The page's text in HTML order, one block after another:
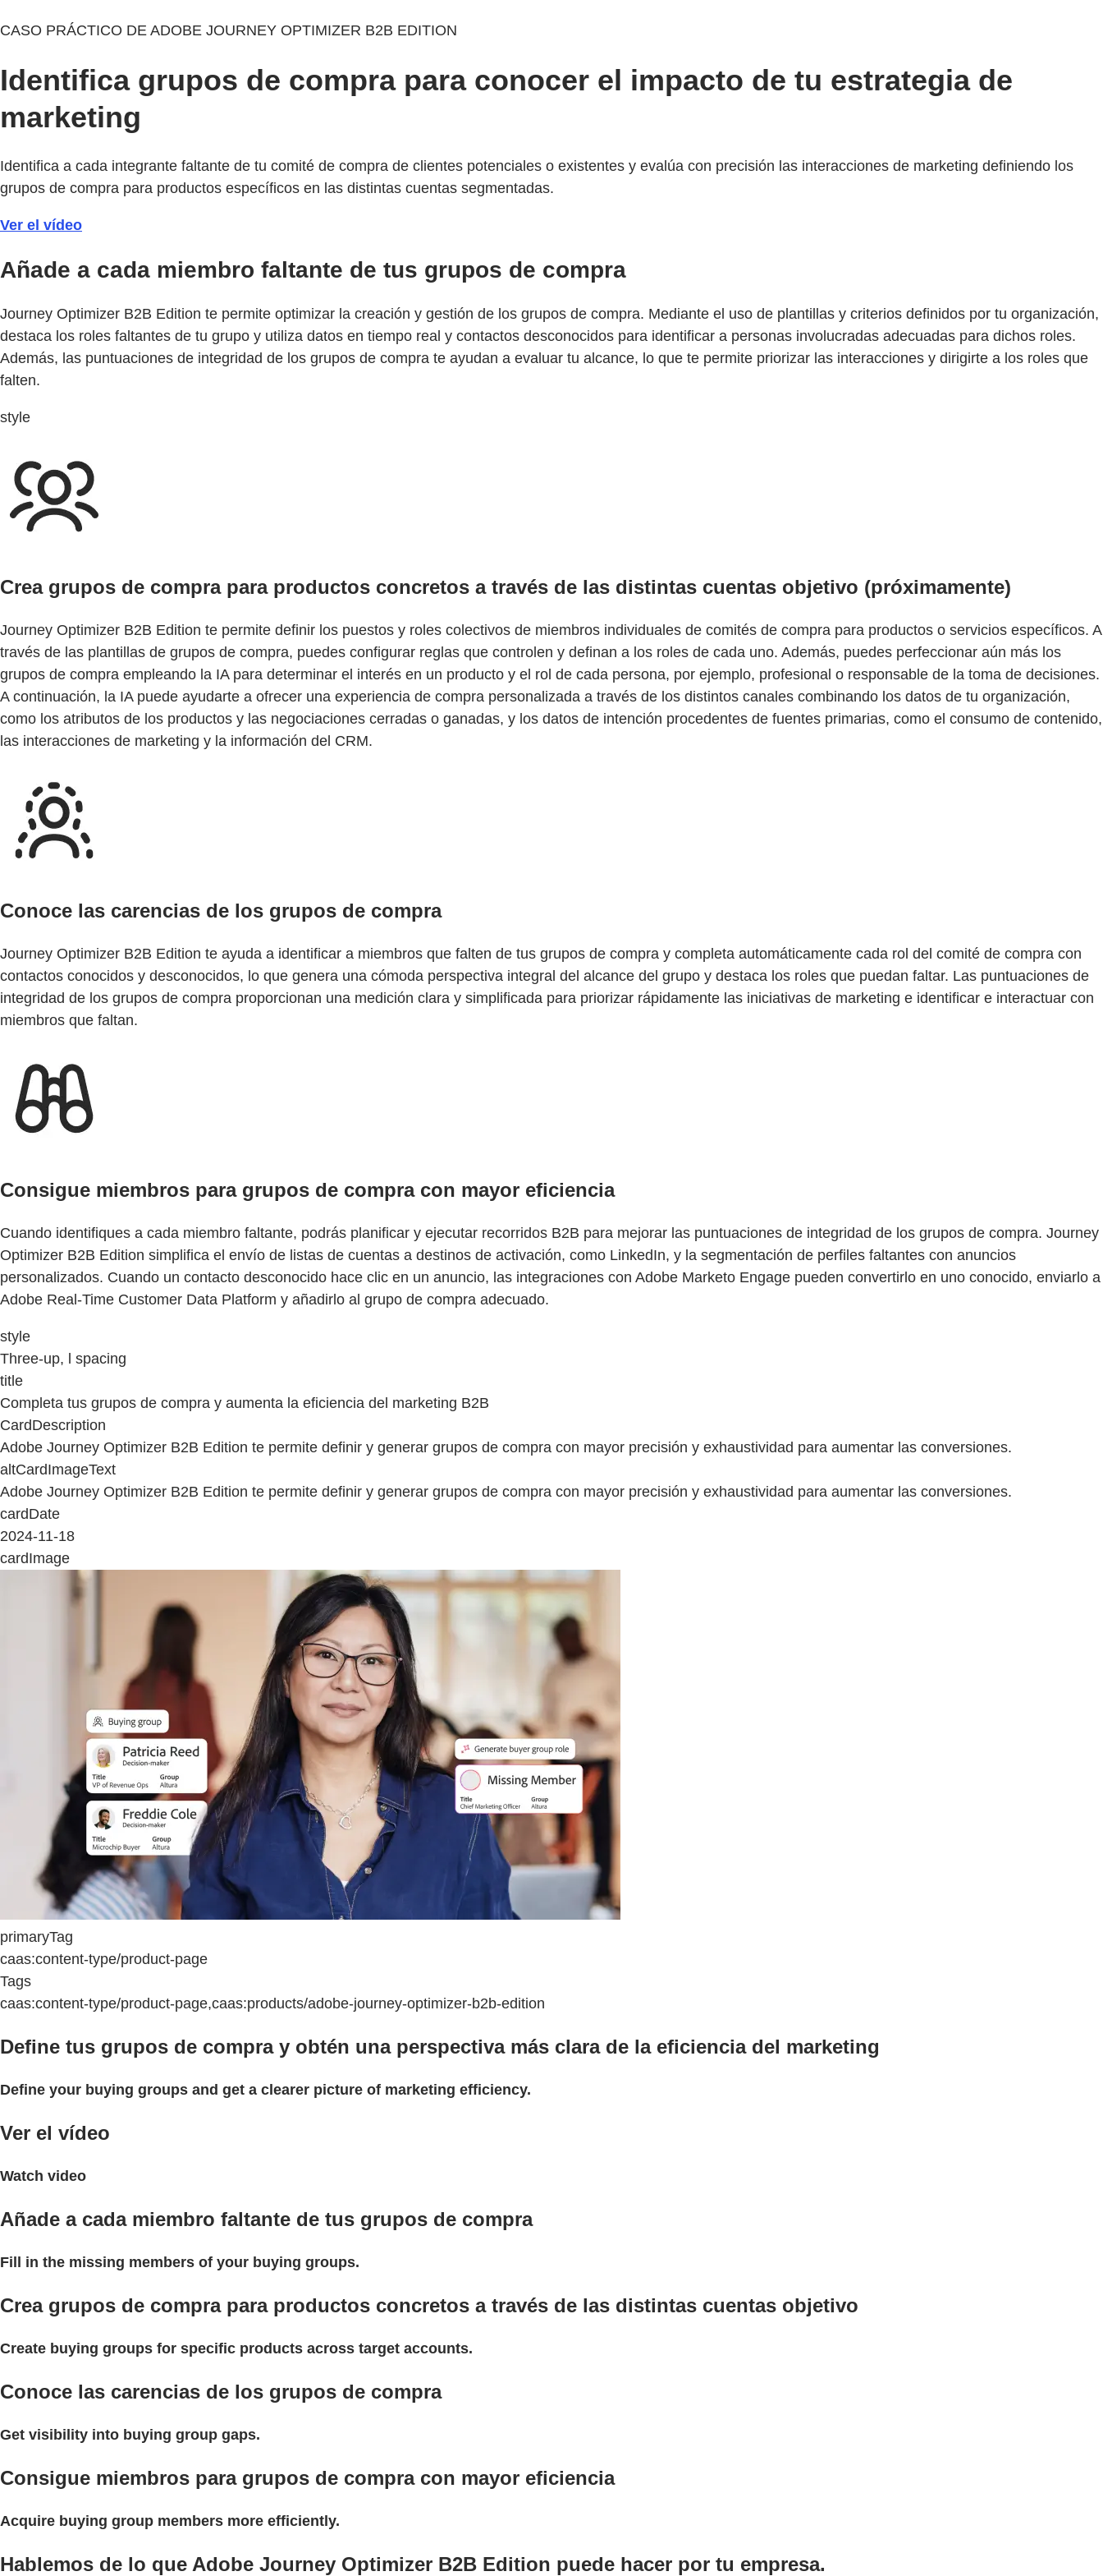
CASO PRÁCTICO DE ADOBE JOURNEY OPTIMIZER B2B EDITION
Identifica grupos de compra para conocer el impacto de tu estrategia de
marketing
Identifica a cada integrante faltante de tu comité de compra de clientes potenciales o existentes y evalúa con precisión las interacciones de marketing definiendo los
grupos de compra para productos específicos en las distintas cuentas segmentadas.
Ver el vídeo
Añade a cada miembro faltante de tus grupos de compra
Journey Optimizer B2B Edition te permite optimizar la creación y gestión de los grupos de compra. Mediante el uso de plantillas y criterios definidos por tu organización,
destaca los roles faltantes de tu grupo y utiliza datos en tiempo real y contactos desconocidos para identificar a personas involucradas adecuadas para dichos roles.
Además, las puntuaciones de integridad de los grupos de compra te ayudan a evaluar tu alcance, lo que te permite priorizar las interacciones y dirigirte a los roles que
falten.
style
Crea grupos de compra para productos concretos a través de las distintas cuentas objetivo (próximamente)
Journey Optimizer B2B Edition te permite definir los puestos y roles colectivos de miembros individuales de comités de compra para productos o servicios específicos. A
través de las plantillas de grupos de compra, puedes configurar reglas que controlen y definan a los roles de cada uno. Además, puedes perfeccionar aún más los
grupos de compra empleando la IA para determinar el interés en un producto y el rol de cada persona, por ejemplo, profesional o responsable de la toma de decisiones.
A continuación, la IA puede ayudarte a ofrecer una experiencia de compra personalizada a través de los distintos canales combinando los datos de tu organización,
como los atributos de los productos y las negociaciones cerradas o ganadas, y los datos de intención procedentes de fuentes primarias, como el consumo de contenido,
las interacciones de marketing y la información del CRM.
Conoce las carencias de los grupos de compra
Journey Optimizer B2B Edition te ayuda a identificar a miembros que falten de tus grupos de compra y completa automáticamente cada rol del comité de compra con
contactos conocidos y desconocidos, lo que genera una cómoda perspectiva integral del alcance del grupo y destaca los roles que puedan faltar. Las puntuaciones de
integridad de los grupos de compra proporcionan una medición clara y simplificada para priorizar rápidamente las iniciativas de marketing e identificar e interactuar con
miembros que faltan.
Consigue miembros para grupos de compra con mayor eficiencia
Cuando identifiques a cada miembro faltante, podrás planificar y ejecutar recorridos B2B para mejorar las puntuaciones de integridad de los grupos de compra. Journey
Optimizer B2B Edition simplifica el envío de listas de cuentas a destinos de activación, como LinkedIn, y la segmentación de perfiles faltantes con anuncios
personalizados. Cuando un contacto desconocido hace clic en un anuncio, las integraciones con Adobe Marketo Engage pueden convertirlo en uno conocido, enviarlo a
Adobe Real-Time Customer Data Platform y añadirlo al grupo de compra adecuado.
style
Three-up, l spacing
title
Completa tus grupos de compra y aumenta la eficiencia del marketing B2B
CardDescription
Adobe Journey Optimizer B2B Edition te permite definir y generar grupos de compra con mayor precisión y exhaustividad para aumentar las conversiones.
altCardImageText
Adobe Journey Optimizer B2B Edition te permite definir y generar grupos de compra con mayor precisión y exhaustividad para aumentar las conversiones.
cardDate
2024-11-18
cardImage
primaryTag
caas:content-type/product-page
Tags
caas:content-type/product-page,caas:products/adobe-journey-optimizer-b2b-edition
Define tus grupos de compra y obtén una perspectiva más clara de la eficiencia del marketing
Define your buying groups and get a clearer picture of marketing efficiency.
Ver el vídeo
Watch video
Añade a cada miembro faltante de tus grupos de compra
Fill in the missing members of your buying groups.
Crea grupos de compra para productos concretos a través de las distintas cuentas objetivo
Create buying groups for specific products across target accounts.
Conoce las carencias de los grupos de compra
Get visibility into buying group gaps.
Consigue miembros para grupos de compra con mayor eficiencia
Acquire buying group members more efficiently.
Hablemos de lo que Adobe Journey Optimizer B2B Edition puede hacer por tu empresa.